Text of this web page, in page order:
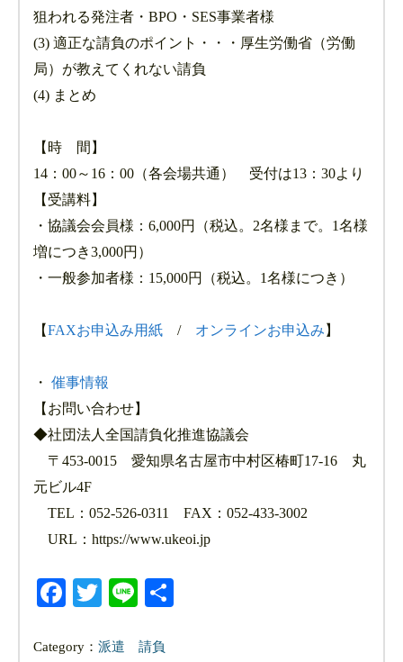
狙われる発注者・BPO・SES事業者様
(3) 適正な請負のポイント・・・厚生労働省（労働
局）が教えてくれない請負
(4) まとめ
【時 間】
14：00～16：00（各会場共通） 受付は13：30より
【受講料】
・協議会会員様：6,000円（税込。2名様まで。1名様
増につき3,000円）
・一般参加者様：15,000円（税込。1名様につき）
【FAXお申込み用紙 / オンラインお申込み】
・催事情報
【お問い合わせ】
◆社団法人全国請負化推進協議会
〒453-0015 愛知県名古屋市中村区椿町17-16 丸
元ビル4F
TEL：052-526-0311 FAX：052-433-3002
URL：https://www.ukeoi.jp
Facebook
Twitter
Line
Category：派遣 請負